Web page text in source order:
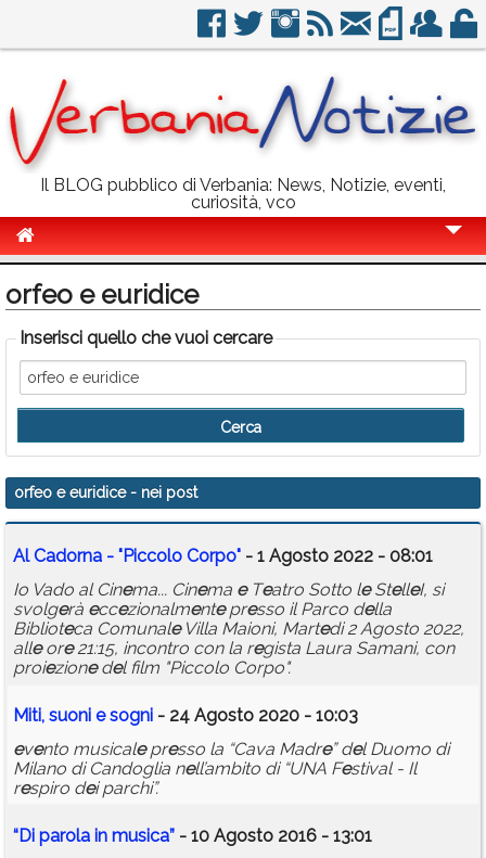
Il BLOG pubblico di Verbania: News, Notizie, eventi,
curiosità, vco
Politica
Sport
Eventi
Info Utili
Rubriche
Calendario
Annunci
orfeo e euridice
Inserisci quello che vuoi cercare
orfeo e euridice- nei post
Al Cadorna - "Piccolo Corpo" - 1 Agosto 2022 - 08:01
Io Vado al Cinema... Cinema eTeatro Sotto leStelleI, si
svolgerà eccezionalmentepresso il Parco della
Biblioteca ComunaleVilla Maioni, Martedi 2 Agosto 2022,
alleore21:15, incontro con la regista Laura Samani, con
proiezionedel film "Piccolo Corpo".
Miti, suoni esogni - 24 Agosto 2020 - 10:03
evento musicalepresso la “Cava Madre” del Duomo di
Milano di Candoglia nell’ambito di “UNA Festival - Il
respiro dei parchi”.
“Di parola in musica” - 10 Agosto 2016 - 13:01